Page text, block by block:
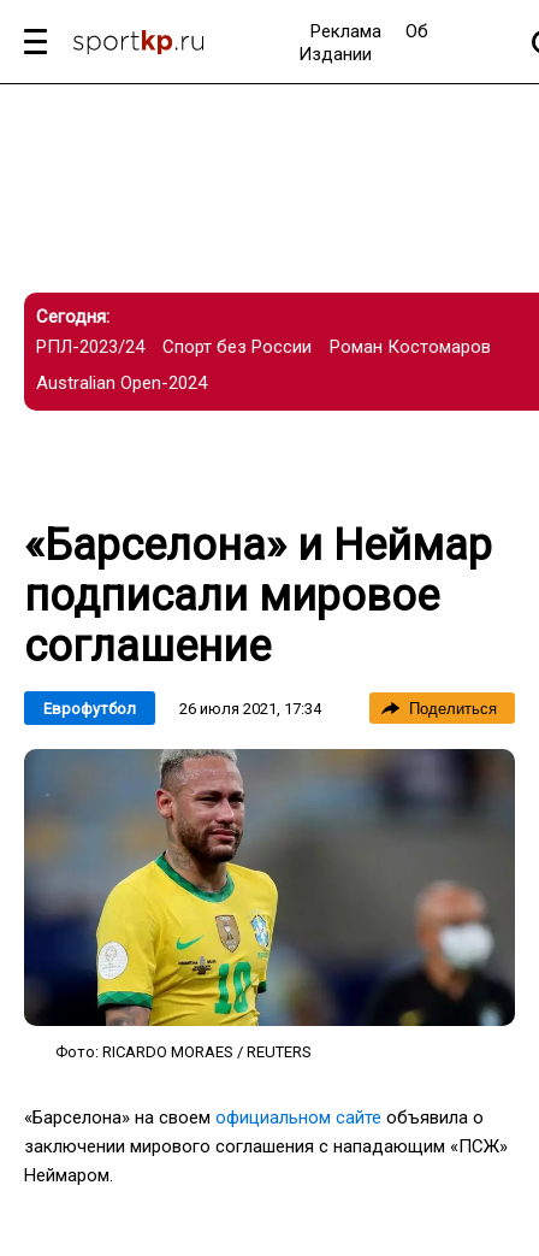
Реклама
Об
Издании
Сегодня:
РПЛ-2023/24
Спорт без России
Роман Костомаров
Australian Open-2024
«Барселона» и Неймар
подписали мировое
соглашение
Еврофутбол 26 июля 2021, 17:34 Поделиться
Фото: RICARDO MORAES / REUTERS
«Барселона» на своем официальном сайте объявила о
заключении мирового соглашения с нападающим «ПСЖ»
Неймаром.